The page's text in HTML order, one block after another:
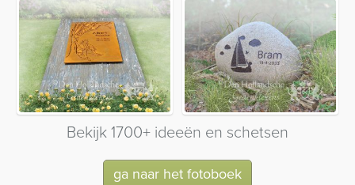
Bekijk 1700+ ideeën en schetsen
ga naar het fotoboek